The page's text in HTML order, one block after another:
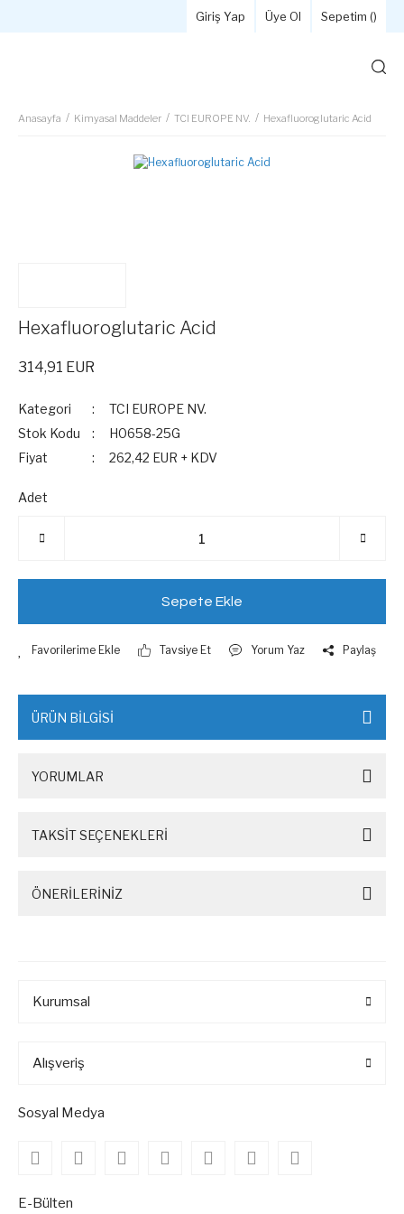
Giriş Yap Üye Ol Sepetim ()
Anasayfa Kimyasal Maddeler TCI EUROPE NV. Hexafluoroglutaric Acid
Hexafluoroglutaric Acid
314,91 EUR
Kategori
TCI EUROPE NV.
Stok Kodu
H0658-25G
Fiyat
262,42 EUR + KDV
Adet
Sepete Ekle
Tavsiye Et Yorum Yaz Paylaş
ÜRÜN BİLGİSİ
YORUMLAR
TAKSİT SEÇENEKLERİ
ÖNERİLERİNİZ
Kurumsal
Alışveriş
Sosyal Medya
E-Bülten